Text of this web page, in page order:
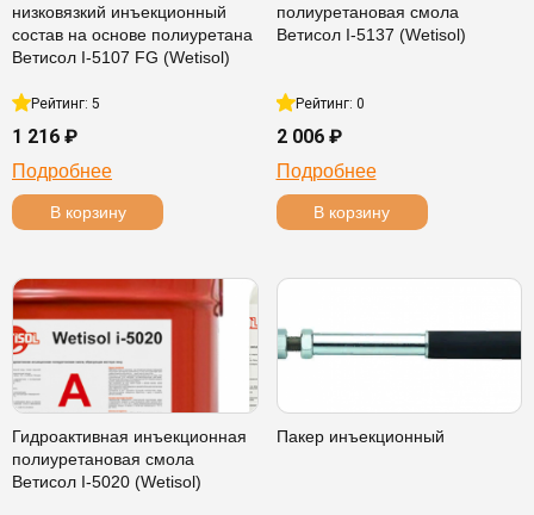
низковязкий инъекционный
состав на основе полиуретана
Ветисол I-5107 FG (Wetisol)
Рейтинг: 5
1 216 ₽
Подробнее
В корзину
полиуретановая смола
Ветисол I-5137 (Wetisol)
Рейтинг: 0
2 006 ₽
Подробнее
В корзину
Гидроактивная инъекционная
полиуретановая смола
Ветисол I-5020 (Wetisol)
Пакер инъекционный